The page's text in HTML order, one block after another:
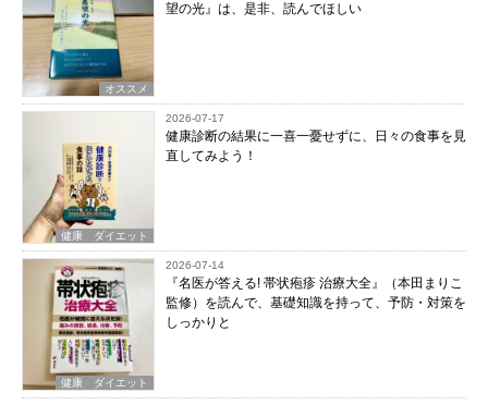
オススメ
望の光』は、是非、読んでほしい
健康 ダイエット
2026-07-17
健康診断の結果に一喜一憂せずに、日々の食事を見
直してみよう！
健康 ダイエット
2026-07-14
『名医が答える! 帯状疱疹 治療大全』（本田まりこ
監修）を読んで、基礎知識を持って、予防・対策を
しっかりと